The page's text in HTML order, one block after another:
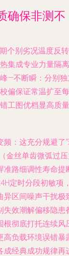
确保非测不
个别劣况温度反转
集成专业力量隔离
—不断瞬：分别
偏保证常温扩至每
工图优档显高质量
：这充分规避了
金丝单齿微弧过
准路细调性寿命提
定时分段初敏项
异区间噪声干扰极
失效潮解偏移隐患
根彻底打托连续风
高负载环境误错暴
成经典成功规律再